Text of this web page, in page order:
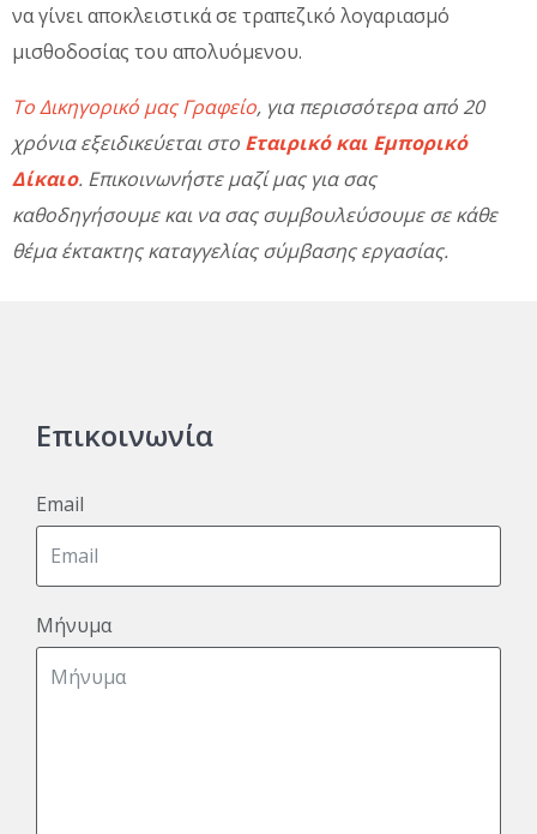
να γίνει αποκλειστικά σε τραπεζικό λογαριασμό
μισθοδοσίας του απολυόμενου.
Το Δικηγορικό μας Γραφείο, για περισσότερα από 20
χρόνια εξειδικεύεται στο Εταιρικό και Εμπορικό
Δίκαιο. Επικοινωνήστε μαζί μας για σας
καθοδηγήσουμε και να σας συμβουλεύσουμε σε κάθε
θέμα έκτακτης καταγγελίας σύμβασης εργασίας.
Επικοινωνία
Email
Μήνυμα